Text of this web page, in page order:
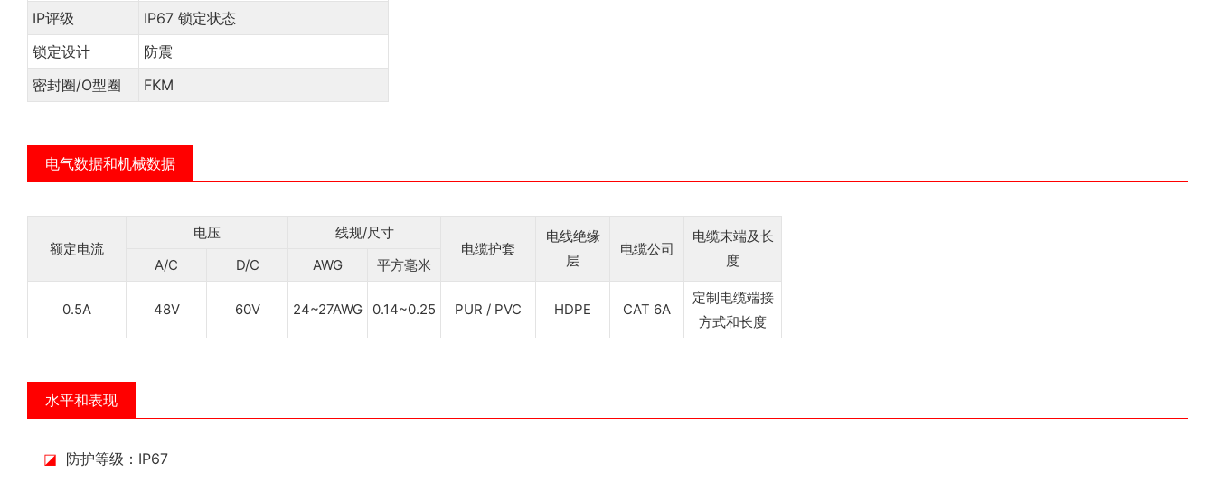
IP评级
IP67 锁定状态
锁定设计
防震
密封圈/O型圈
FKM
电气数据和机械数据
额定电流
电压
线规/尺寸
电缆护套
电线绝缘
层
电缆公司
电缆末端及长
度
A/C D/C AWG 平方毫米
0.5A 48V 60V 24~27AWG 0.14~0.25 PUR / PVC HDPE CAT 6A
定制电缆端接
方式和长度
水平和表现
◪ 防护等级：IP67